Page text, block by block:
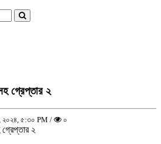
গ্রেপ্তার ২
২০২৪, ৫:৩০ PM / ০